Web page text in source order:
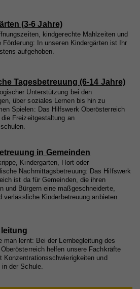
(3-6 Jahre)
kindgerechte Mahlzeiten und
Förderung: In unseren Kindergärten ist Ihr
aufgehoben.
Tagesbetreuung (6-14 Jahre)
Unterstützung bei den
über soziales Lernen bis hin zu
Spielen: Das Hilfswerk Oberösterreich
die Freizeitgestaltung an
in Gemeinden
Kindergarten, Hort oder
Nachmittagsbetreuung: Das Hilfswerk
ist da für Gemeinden, die ihren
und Bürgern eine maßgeschneiderte,
verlässliche Kinderbetreuung anbieten
man lernt: Bei der Lernbegleitung des
helfen unsere Fachkräfte
Konzentrationsschwierigkeiten und
in der Schule.
eindeutige ID, die verwendet wird,
Daten dazu, wie der Besucher die
zu generieren.
Daten dazu, wie der Besucher die
zu generieren.
Daten dazu, wie der Besucher die
zu generieren.